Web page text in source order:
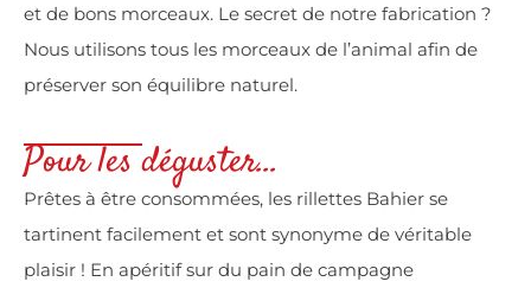
et de bons morceaux. Le secret de notre fabrication ?
Nous utilisons tous les morceaux de l’animal afin de
préserver son équilibre naturel.
Pour les déguster...
Prêtes à être consommées, les rillettes Bahier se
tartinent facilement et sont synonyme de véritable
plaisir ! En apéritif sur du pain de campagne